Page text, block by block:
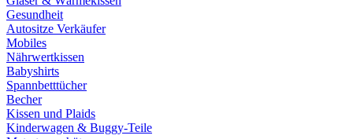
Gesundheit
Autositze Verkäufer
Mobiles
Nährwertkissen
Babyshirts
Spannbetttücher
Becher
Kissen und Plaids
Kinderwagen & Buggy-Teile